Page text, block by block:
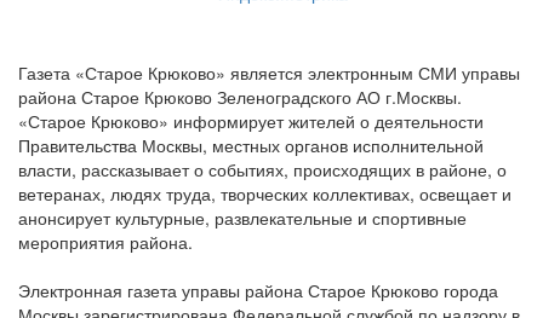
Газета «Старое Крюково» является электронным СМИ управы
района Старое Крюково Зеленоградского АО г.Москвы.
«Старое Крюково» информирует жителей о деятельности
Правительства Москвы, местных органов исполнительной
власти, рассказывает о событиях, происходящих в районе, о
ветеранах, людях труда, творческих коллективах, освещает и
анонсирует культурные, развлекательные и спортивные
мероприятия района.
Электронная газета управы района Старое Крюково города